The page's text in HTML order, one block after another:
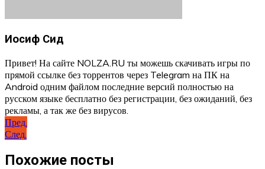
Иосиф Сид
Привет! На сайте NOLZA.RU ты можешь скачивать игры по
прямой ссылке без торрентов через Telegram на ПК на
Android одним файлом последние версий полностью на
русском языке бесплатно без регистрации, без ожиданий, без
рекламы, а так же без вирусов.
Навигация
по
записям
Пред.
След.
Похожие посты